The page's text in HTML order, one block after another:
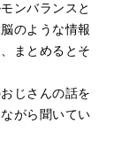
ンバランスと
のような情報
まとめるとそ
じさんの話を
がら聞いてい